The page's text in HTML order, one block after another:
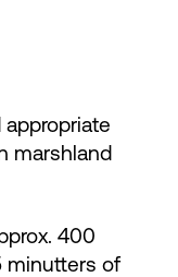
appropriate
marshland
400
minutters of